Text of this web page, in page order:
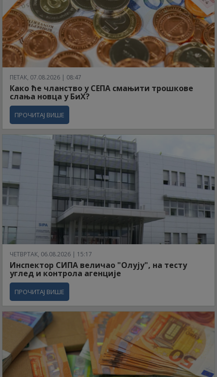
ПЕТАК, 07.08.2026 | 08:47
Како ће чланство у СЕПА смањити трошкове
слања новца у БиХ?
ПРОЧИТАЈ ВИШЕ
ЧЕТВРТАК, 06.08.2026 | 15:17
Инспектор СИПА величао "Олују", на тесту
углед и контрола агенције
ПРОЧИТАЈ ВИШЕ